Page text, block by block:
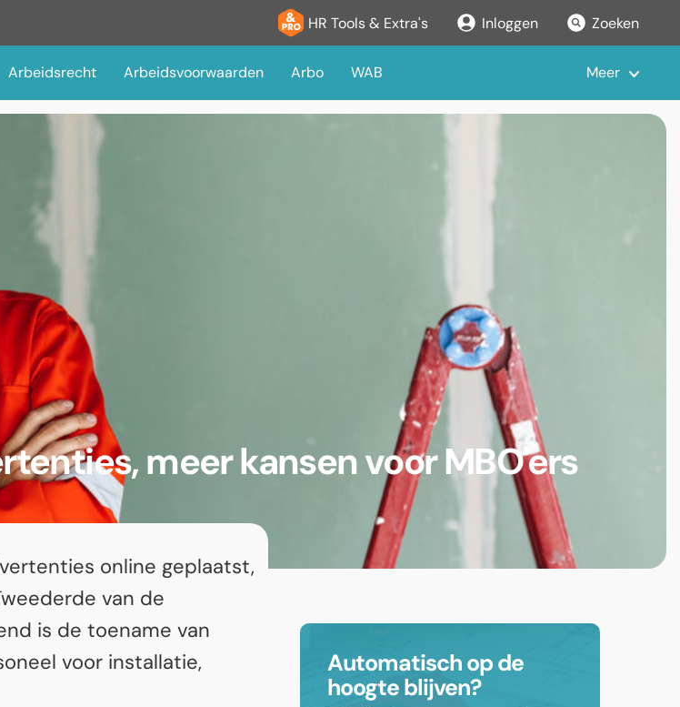
HR Tools & Extra's Inloggen Zoeken
Arbeidsrecht Arbeidsvoorwaarden Arbo WAB Meer
meer kansen voor MBO'ers
online geplaatst,
van de
is de toename van
voor installatie,
Automatisch op de
hoogte blijven?